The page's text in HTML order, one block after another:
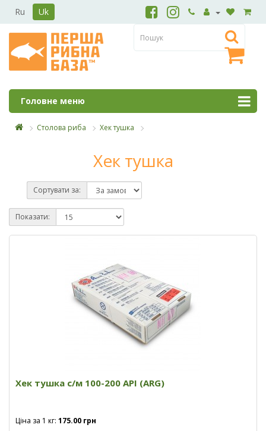
Ru Uk
Головне меню
Столова риба Хек тушка
Хек тушка
Сортувати за:
Показати:
Хек тушка с/м 100-200 API (ARG)
Ціна за 1 кг: 175.00 грн